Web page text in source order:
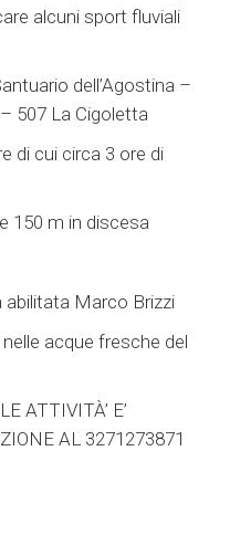
alcuni sport fluviali
dell’Agostina –
507 La Cigoletta
di cui circa 3 ore di
150 m in discesa
abilitata Marco Brizzi
acque fresche del
ATTIVITÀ’ E’
AL 3271273871